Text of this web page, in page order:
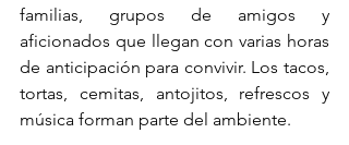
familias, grupos de amigos y
aficionados que llegan con varias horas
de anticipación para convivir. Los tacos,
tortas, cemitas, antojitos, refrescos y
música forman parte del ambiente.